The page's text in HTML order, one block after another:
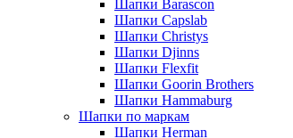
Шапки Barascon
Шапки Capslab
Шапки Christys
Шапки Djinns
Шапки Flexfit
Шапки Goorin Brothers
Шапки Hammaburg
Шапки по маркам
Шапки Herman